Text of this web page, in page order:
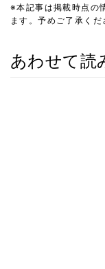
※本記事は掲載時点の
ます。予めご了承くだ
あわせて読